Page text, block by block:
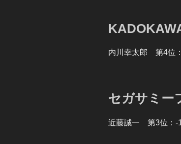
内川幸太郎 第4位
セガサミー
近藤誠一 第3位：-